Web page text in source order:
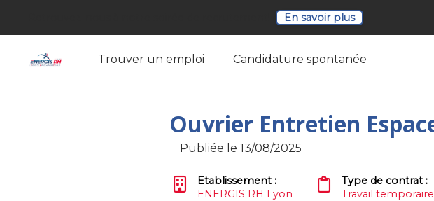
En savoir plus
Trouver un emploi Candidature spontanée
Ouvrier Entretien
Publiée le 13/08/2025
Etablissement :
ENERGIS RH Lyon
Type de contrat :
Travail